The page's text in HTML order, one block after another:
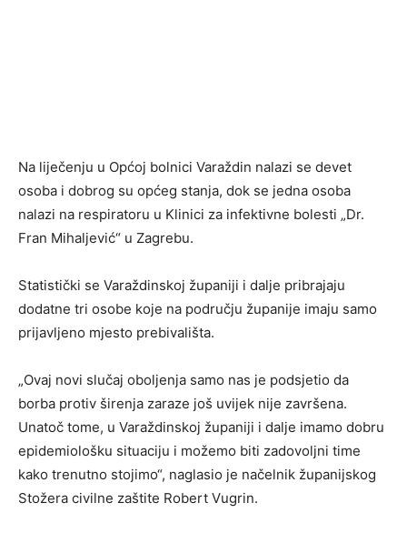
Na liječenju u Općoj bolnici Varaždin nalazi se devet
osoba i dobrog su općeg stanja, dok se jedna osoba
nalazi na respiratoru u Klinici za infektivne bolesti „Dr.
Fran Mihaljević“ u Zagrebu.
Statistički se Varaždinskoj županiji i dalje pribrajaju
dodatne tri osobe koje na području županije imaju samo
prijavljeno mjesto prebivališta.
„Ovaj novi slučaj oboljenja samo nas je podsjetio da
borba protiv širenja zaraze još uvijek nije završena.
Unatoč tome, u Varaždinskoj županiji i dalje imamo dobru
epidemiološku situaciju i možemo biti zadovoljni time
kako trenutno stojimo“, naglasio je načelnik županijskog
Stožera civilne zaštite Robert Vugrin.